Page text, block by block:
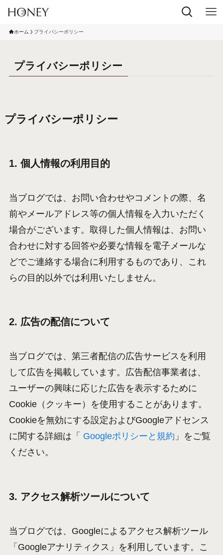
ホーム プライバシーポリシー
プライバシーポリシー
プライバシーポリシー
1. 個人情報の利用目的
当ブログでは、お問い合わせやコメントの際、名
前やメールアドレス等の個人情報を入力いただく
場合がございます。取得した個人情報は、お問い
合わせに対する回答や必要な情報を電子メールな
どでご連絡する場合に利用するものであり、これ
らの目的以外では利用いたしません。
2. 広告の配信について
当ブログでは、第三者配信の広告サービスを利用
して広告を掲載しています。広告配信事業者は、
ユーザーの興味に応じた広告を表示するために
Cookie（クッキー）を使用することがあります。
Cookieを無効にする設定およびGoogleアドセンス
に関する詳細は「 Googleポリシーと規約 」をご覧
ください。
3. アクセス解析ツールについて
当ブログでは、Googleによるアクセス解析ツール
「Googleアナリティクス」を利用しています。こ